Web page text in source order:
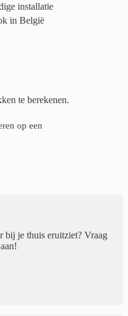
installatie
in België
te berekenen.
op een
bij je thuis eruitziet? Vraag
aan!